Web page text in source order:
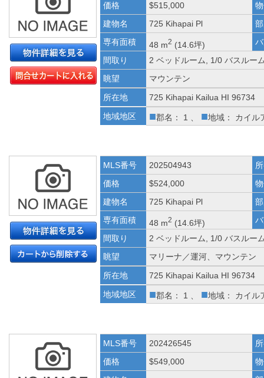
価格
$515,000
建物名
725 Kihapai Pl
専有面積
48 m2 (14.6坪)
間取り
2 ベッドルーム, 1/0 バスルー
眺望
マウンテン
所在地
725 Kihapai Kailua HI 96734
地域地区
■郡名： 1 、 ■地域： カイル
MLS番号 202504943
価格
$524,000
建物名
725 Kihapai Pl
専有面積
48 m2 (14.6坪)
間取り
2 ベッドルーム, 1/0 バスルー
眺望
マリーナ／運河、マウンテン
所在地
725 Kihapai Kailua HI 96734
地域地区
■郡名： 1 、 ■地域： カイル
MLS番号 202426545
価格
$549,000